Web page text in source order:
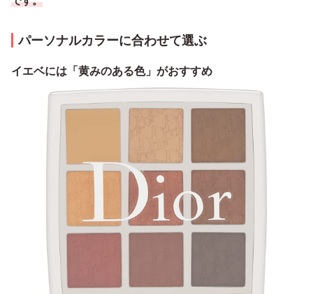
パーソナルカラーに合わせて選ぶ
イエベには「黄みのある色」がおすすめ